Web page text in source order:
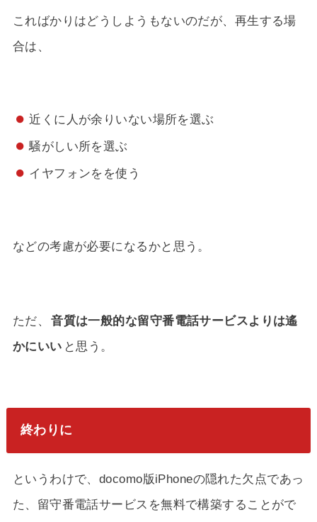
こればかりはどうしようもないのだが、再生する場
合は、
近くに人が余りいない場所を選ぶ
騒がしい所を選ぶ
イヤフォンをを使う
などの考慮が必要になるかと思う。
ただ、 音質は一般的な留守番電話サービスよりは遙
かにいい と思う。
終わりに
というわけで、docomo版iPhoneの隠れた欠点であっ
た、留守番電話サービスを無料で構築することがで